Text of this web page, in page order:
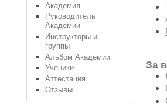
За
Академия
Руководитель
Академии
Инструкторы и
группы
Альбом Академии
Ученики
Аттестация
Отзывы